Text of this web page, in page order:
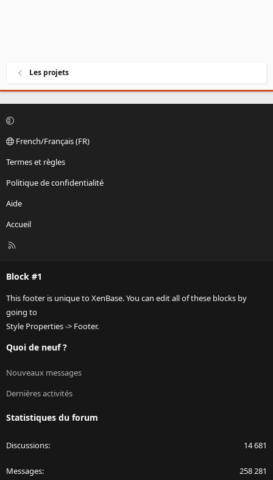
Les projets
French/Français (FR)
Termes et règles
Politique de confidentialité
Aide
Accueil
R
Block #1
This footer is unique to XenBase. You can edit all of these blocks by
going to
Style Properties -> Footer.
Quoi de neuf ?
Nouveaux messages
Dernières activités
Statistiques du forum
Discussions 14 681
Messages 258 281